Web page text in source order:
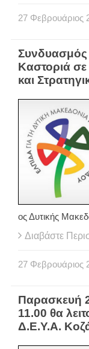
27 Φεβρουάριος
Καστοριά
και
ος Δυτικής
Διαβάστε
27 Φεβρουάριος
Παρασκευή
11.00 θα
Δ.Ε.Υ.Α.